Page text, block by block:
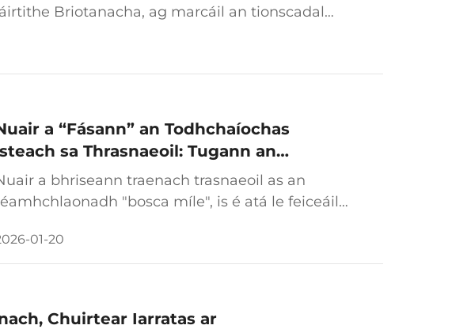
Briotanacha, ag marcáil an tionscadal
seo ag...
a “Fásann” an Todhchaíochas
sa Thrasnaeoil: Tugann an
Nua seo Do Iompair Bhaile
Turas
a bhriseann traenach trasnaeoil as an
"bosca míle", is é atá le feiceáil
sé buailte go hiomlán le "fírinne
isteach sna trastomhais uilig dá
dhorcha gri...
01-20
Chuirtear Iarratas ar